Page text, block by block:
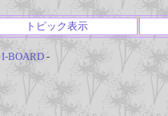
トピック表示
I-BOARD-